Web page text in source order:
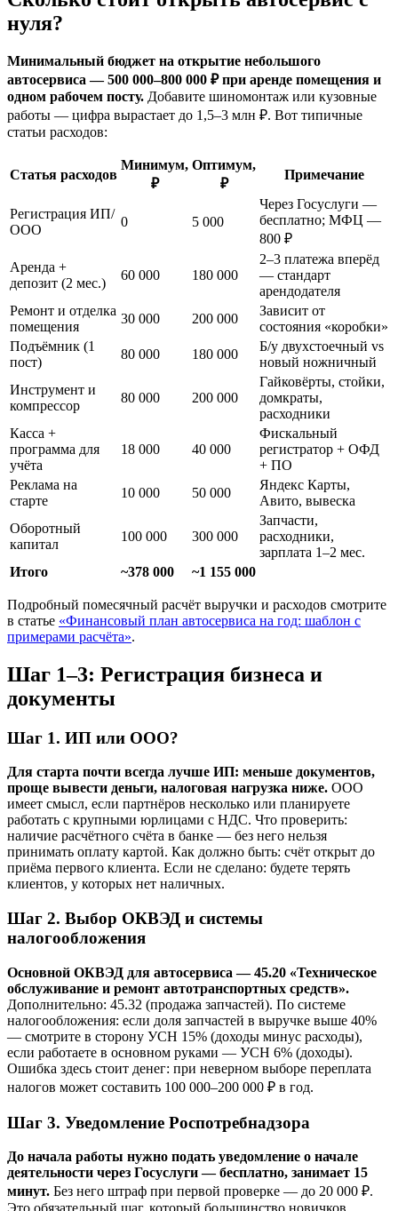
нуля?
Минимальный бюджет на открытие небольшого
автосервиса — 500 000–800 000 ₽ при аренде помещения и
одном рабочем посту. Добавите шиномонтаж или кузовные
работы — цифра вырастает до 1,5–3 млн ₽. Вот типичные
статьи расходов:
Статья расходов
Минимум,
₽
Оптимум,
₽
Примечание
Регистрация ИП/
ООО
0 5 000
Через Госуслуги —
бесплатно; МФЦ —
800 ₽
Аренда +
депозит (2 мес.)
60 000 180 000
2–3 платежа вперёд
— стандарт
арендодателя
Ремонт и отделка
помещения
30 000 200 000
Зависит от
состояния «коробки»
Подъёмник (1
пост)
80 000 180 000
Б/у двухстоечный vs
новый ножничный
Инструмент и
компрессор
80 000 200 000
Гайковёрты, стойки,
домкраты,
расходники
Касса +
программа для
учёта
18 000 40 000
Фискальный
регистратор + ОФД
+ ПО
Реклама на
старте
10 000 50 000
Яндекс Карты,
Авито, вывеска
Оборотный
капитал
100 000 300 000
Запчасти,
расходники,
зарплата 1–2 мес.
Итого
~378 000 ~1 155 000
Подробный помесячный расчёт выручки и расходов смотрите
в статье «Финансовый план автосервиса на год: шаблон с
примерами расчёта».
Шаг 1–3: Регистрация бизнеса и
документы
Шаг 1. ИП или ООО?
Для старта почти всегда лучше ИП: меньше документов,
проще вывести деньги, налоговая нагрузка ниже. ООО
имеет смысл, если партнёров несколько или планируете
работать с крупными юрлицами с НДС. Что проверить:
наличие расчётного счёта в банке — без него нельзя
принимать оплату картой. Как должно быть: счёт открыт до
приёма первого клиента. Если не сделано: будете терять
клиентов, у которых нет наличных.
Шаг 2. Выбор ОКВЭД и системы
налогообложения
Основной ОКВЭД для автосервиса — 45.20 «Техническое
обслуживание и ремонт автотранспортных средств».
Дополнительно: 45.32 (продажа запчастей). По системе
налогообложения: если доля запчастей в выручке выше 40%
— смотрите в сторону УСН 15% (доходы минус расходы),
если работаете в основном руками — УСН 6% (доходы).
Ошибка здесь стоит денег: при неверном выборе переплата
налогов может составить 100 000–200 000 ₽ в год.
Шаг 3. Уведомление Роспотребнадзора
До начала работы нужно подать уведомление о начале
деятельности через Госуслуги — бесплатно, занимает 15
минут. Без него штраф при первой проверке — до 20 000 ₽.